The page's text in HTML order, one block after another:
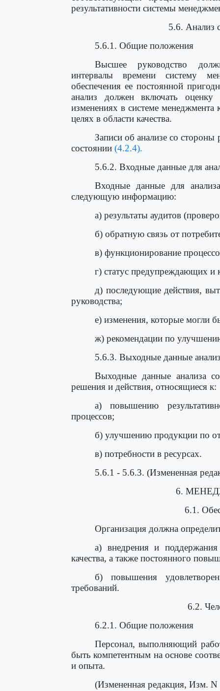
результативности системы
5.6. Анализ
5.6.1. Общие положения
Высшее руководство
интервалы времени систему
обеспечения ее постоянной
анализ должен включать
изменениях в системе менеджмента
целях в области качества.
Записи об анализе со
состоянии (4.2.4).
5.6.2. Входные данные для
Входные данные для
следующую информацию:
а) результаты аудитов
б) обратную связь от
в) функционирование
г) статус предупреждающих и
д) последующие действия,
руководства;
е) изменения, которые могли
ж) рекомендации по
5.6.3. Выходные данные
Выходные данные анализа
решения и действия, относящиеся к:
а) повышению
процессов;
б) улучшению продукции по
в) потребности в ресурсах.
5.6.1 - 5.6.3. (Измененная
6.
6.1.
Организация должна
а) внедрения и
качества, а также постоянного
б) повышения
требований.
6.2.
6.2.1. Общие положения
Персонал, выполняющий
быть компетентным на основе
и опыта.
(Измененная редакция, Изм. N